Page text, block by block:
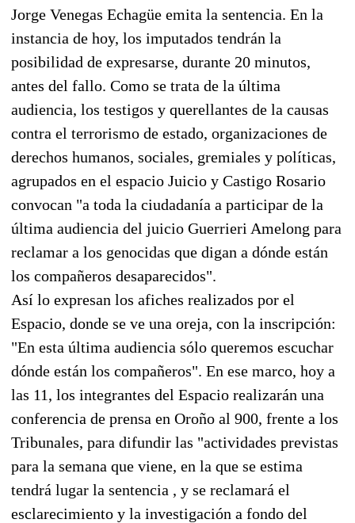
Jorge Venegas Echagüe emita la sentencia. En la
instancia de hoy, los imputados tendrán la
posibilidad de expresarse, durante 20 minutos,
antes del fallo. Como se trata de la última
audiencia, los testigos y querellantes de la causas
contra el terrorismo de estado, organizaciones de
derechos humanos, sociales, gremiales y políticas,
agrupados en el espacio Juicio y Castigo Rosario
convocan "a toda la ciudadanía a participar de la
última audiencia del juicio Guerrieri Amelong para
reclamar a los genocidas que digan a dónde están
los compañeros desaparecidos".
Así lo expresan los afiches realizados por el
Espacio, donde se ve una oreja, con la inscripción:
"En esta última audiencia sólo queremos escuchar
dónde están los compañeros". En ese marco, hoy a
las 11, los integrantes del Espacio realizarán una
conferencia de prensa en Oroño al 900, frente a los
Tribunales, para difundir las "actividades previstas
para la semana que viene, en la que se estima
tendrá lugar la sentencia , y se reclamará el
esclarecimiento y la investigación a fondo del